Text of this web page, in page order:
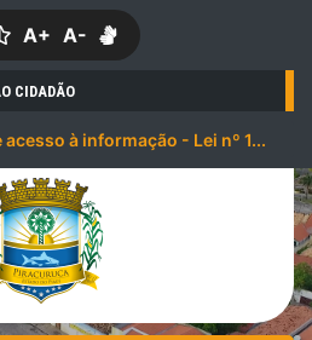
A+ A-
CIDADÃO
à informação - Lei nº 1...